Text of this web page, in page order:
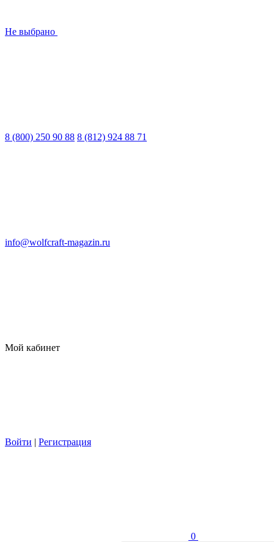
Не выбрано
8 (800) 250 90 88 8 (812) 924 88 71
info@wolfcraft-magazin.ru
Мой кабинет
Войти | Регистрация
0